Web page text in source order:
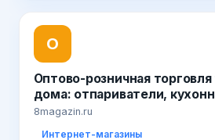
О
Оптово-розничная
дома: отпариватели,
товары телемагазина,
8magazin.ru
Интернет-магазины